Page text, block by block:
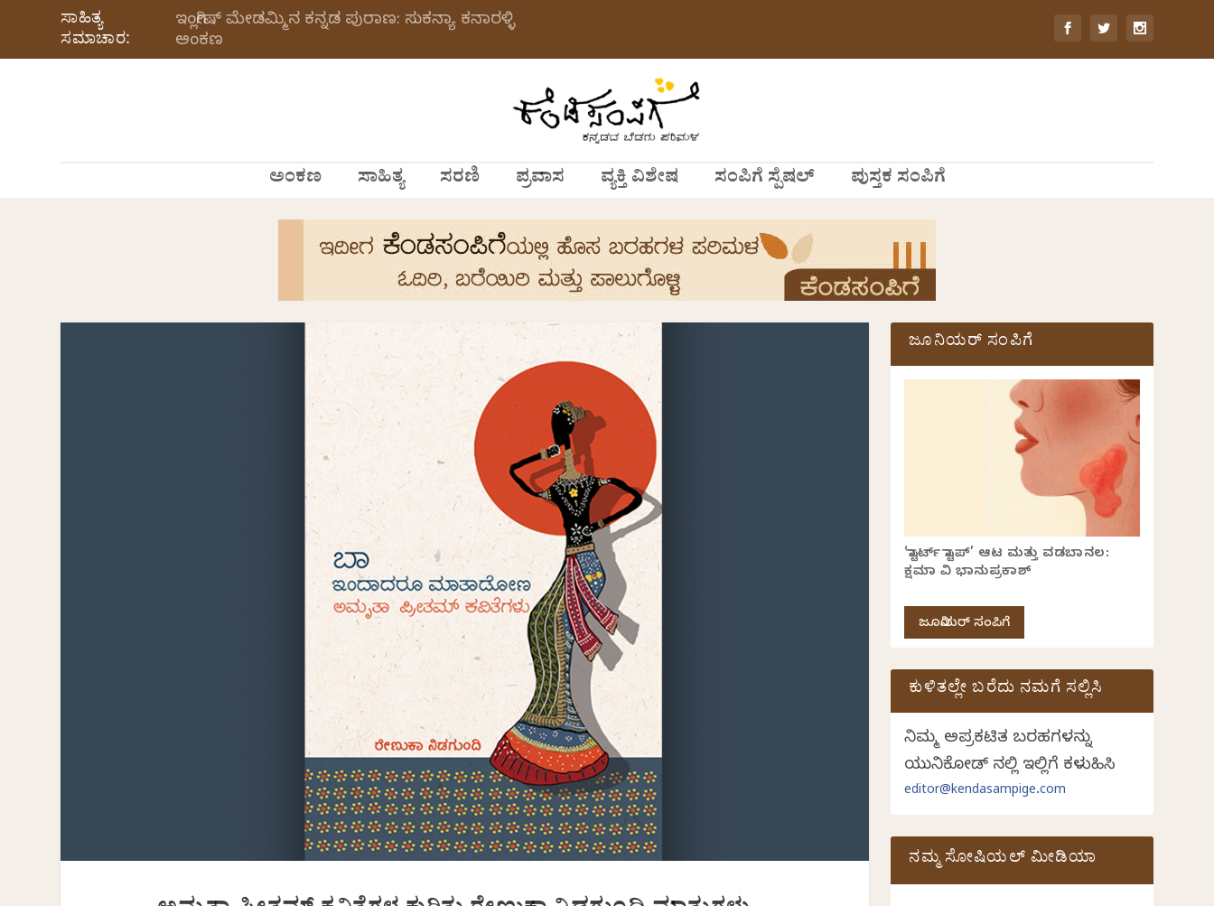
ಸಾಹಿತ್ಯ
ಸಮಾಚಾರ:
ಇಂಗ್ಲೀಷ್ ಮೇಡಮ್ಮಿನ ಕನ್ನಡ ಪುರಾಣ: ಸುಕನ್ಯಾ ಕನಾರಳ್ಳಿ
ಅಂಕಣ
ಅಂಕಣ ಸಾಹಿತ್ಯ ಸರಣಿ ಪ್ರವಾಸ ವ್ಯಕ್ತಿ ವಿಶೇಷ ಸಂಪಿಗೆ ಸ್ಪೆಷಲ್ ಪುಸ್ತಕ ಸಂಪಿಗೆ
ಜೂನಿಯರ್ ಸಂಪಿಗೆ
‘ಸ್ಟಾರ್ಟ್ ಸ್ಟಾಪ್’ ಆಟ ಮತ್ತು ವಡಬಾನಲ:
ಕ್ಷಮಾ ವಿ ಭಾನುಪ್ರಕಾಶ್
ಜೂನಿಯರ್ ಸಂಪಿಗೆ
ಕುಳಿತಲ್ಲೇ ಬರೆದು ನಮಗೆ ಸಲ್ಲಿಸಿ
ನಿಮ್ಮ ಅಪ್ರಕಟಿತ ಬರಹಗಳನ್ನು
ಯುನಿಕೋಡ್ ನಲ್ಲಿ ಇಲ್ಲಿಗೆ ಕಳುಹಿಸಿ
editor@kendasampige.com
ನಮ್ಮ ಸೋಷಿಯಲ್‌ ಮೀಡಿಯಾ